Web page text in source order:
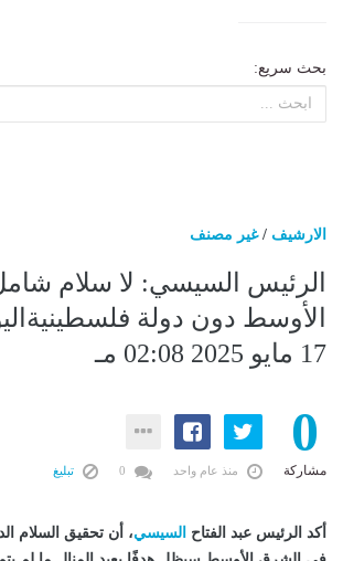
بحث سريع:
الارشيف /غير مصنف
الرئيس السيسي: لا سلام
الأوسط دون دولة
17 مايو 2025 02:08 مـ
0
مشاركة منذ عام واحد تبليغ
أكد الرئيس عبد الفتاح السيسي، أن تحقيق السلام